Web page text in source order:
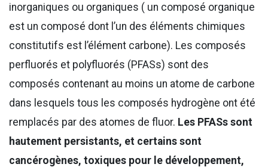
inorganiques ou organiques ( un composé organique
est un composé dont l’un des éléments chimiques
constitutifs est l’élément carbone). Les composés
perfluorés et polyfluorés (PFASs) sont des
composés contenant au moins un atome de carbone
dans lesquels tous les composés hydrogène ont été
remplacés par des atomes de fluor. Les PFASs sont
hautement persistants, et certains sont
cancérogènes, toxiques pour le développement,